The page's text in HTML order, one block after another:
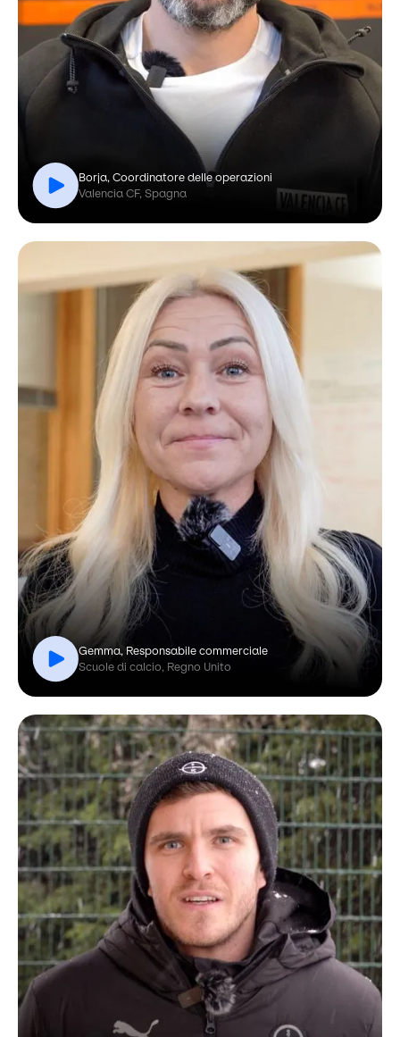
Borja, Coordinatore delle operazioni
Valencia CF, Spagna
Gemma, Responsabile commerciale
Scuole di calcio, Regno Unito